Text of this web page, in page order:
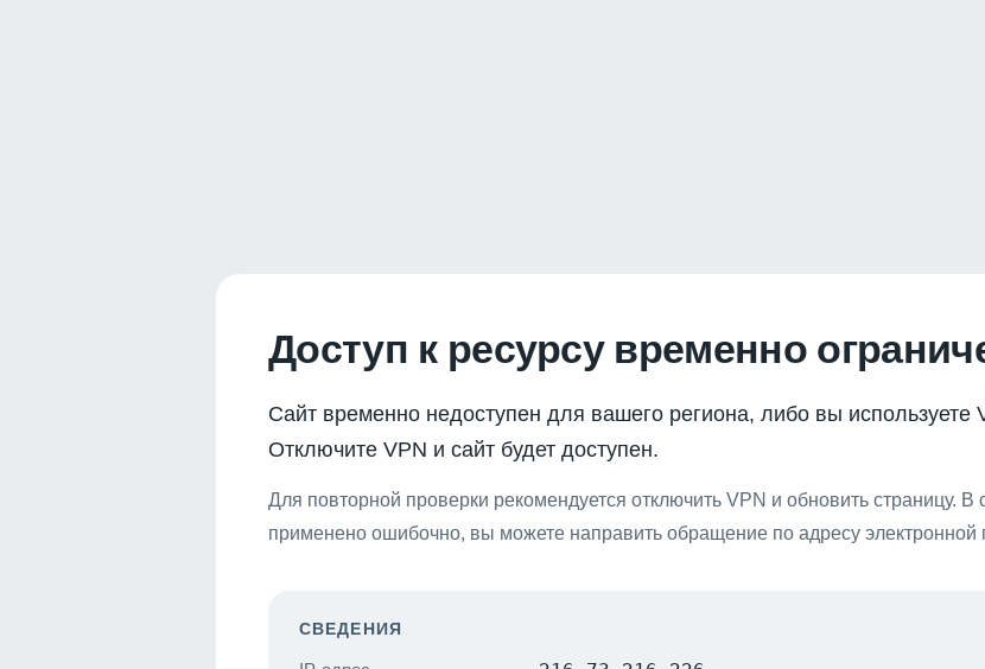
Доступ к ресурсу временно
Сайт временно недоступен для вашего региона, либо вы используете
Отключите VPN и сайт будет доступен.
Для повторной проверки рекомендуется отключить VPN и обновить страницу.
применено ошибочно, вы можете направить обращение по адресу электронной
СВЕДЕНИЯ